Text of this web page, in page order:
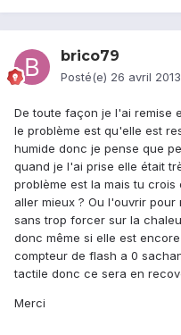
brico79
Posté(e) 26 avril 2013
De toute façon je l'ai remise
le problème est qu'elle est
humide donc je pense que
quand je l'ai prise elle était
problème est la mais tu
aller mieux ? Ou l'ouvrir
sans trop forcer sur la
donc même si elle est
compteur de flash a 0
tactile donc ce sera en
Merci